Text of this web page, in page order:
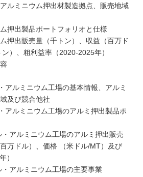
ルミニウム押出材製造拠点、販売地域
押出製品ポートフォリオと仕様
押出販売量（千トン）、収益（百万ド
）、粗利益率（2020-2025年）
アルミニウム工場の基本情報、アルミ
及び競合他社
アルミニウム工場のアルミ押出製品ポ
アルミニウム工場のアルミ押出販売
万ドル）、価格 （米ドル/MT）及び
）
アルミニウム工場の主要事業